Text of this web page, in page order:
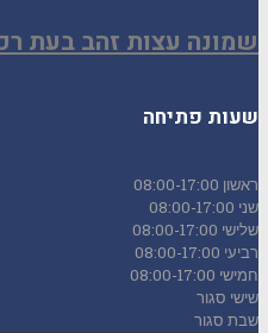
שמונה עצות זהב בעת
שעות פתיחה
ראשון 08:00-17:00
שני 08:00-17:00
שלישי 08:00-17:00
רביעי 08:00-17:00
חמישי 08:00-17:00
שישי סגור
שבת סגור